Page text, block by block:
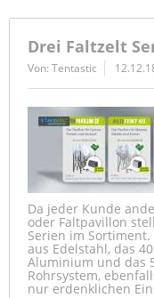
Drei Faltzelt
Von: Tentastic
Da jeder Kunde
oder Faltpavillon
Serien im
aus Edelstahl, das
Aluminium und das
Rohrsystem,
nur erdenklichen